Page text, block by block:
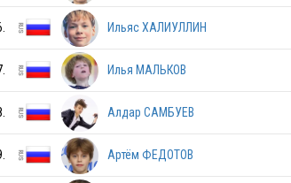
Ильяс ХАЛИУЛЛИН
Илья МАЛЬКОВ
Алдар САМБУЕВ
Артём ФЕДОТОВ